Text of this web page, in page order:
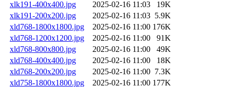
xlk191-400x400.jpg
2025-02-16 11:03
19K
xlk191-200x200.jpg
2025-02-16 11:03 5.9K
xld768-1800x1800.jpg
2025-02-16 11:00 176K
xld768-1200x1200.jpg
2025-02-16 11:00
91K
xld768-800x800.jpg
2025-02-16 11:00
49K
xld768-400x400.jpg
2025-02-16 11:00
18K
xld768-200x200.jpg
2025-02-16 11:00 7.3K
xld758-1800x1800.jpg
2025-02-16 11:00 177K